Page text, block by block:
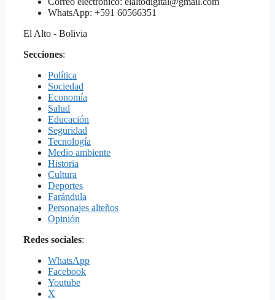
WhatsApp: +591 60566351
El Alto - Bolivia
Secciones:
Política
Sociedad
Economía
Salud
Educación
Seguridad
Tecnología
Medio ambiente
Historia
Cultura
Deportes
Farándula
Personajes alteños
Opinión
Redes sociales:
WhatsApp
Facebook
Youtube
X